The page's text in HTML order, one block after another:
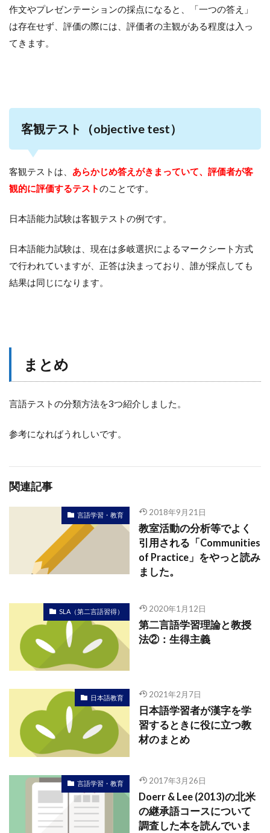
作文やプレゼンテーションの採点になると、「一つの答え」
は存在せず、評価の際には、評価者の主観がある程度は入っ
てきます。
客観テスト（objective test）
客観テストは、 あらかじめ答えがきまっていて、評価者が客
観的に評価するテストのことです。
日本語能力試験は客観テストの例です。
日本語能力試験は、現在は多岐選択によるマークシート方式
で行われていますが、正答は決まっており、誰が採点しても
結果は同じになります。
まとめ
言語テストの分類方法を3つ紹介しました。
参考になればうれしいです。
関連記事
言語学習・教育 2018年9月21日
教室活動の分析等でよく
引用される「Communities
of Practice」をやっと読み
ました。
SLA（第二言語習得） 2020年1月12日
第二言語学習理論と教授
法②：生得主義
日本語教育 2021年2月7日
日本語学習者が漢字を学
習するときに役に立つ教
材のまとめ
言語学習・教育 2017年3月26日
Doerr & Lee (2013)の北米
の継承語コースについて
調査した本を読んでいま